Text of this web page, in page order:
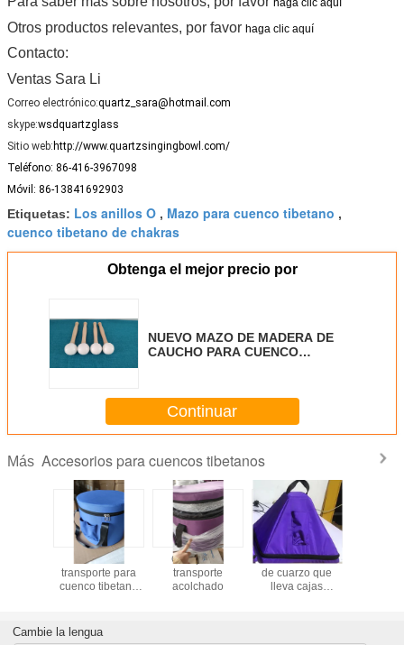
haga clic aquí
Otros productos relevantes, por favor haga clic aquí
Contacto:
Ventas Sara Li
Correo electrónico:quartz_sara@hotmail.com
skype:wsdquartzglass
Sitio web: http://www.quartzsingingbowl.com/
Teléfono: 86-416-3967098
Móvil: 86-13841692903
Etiquetas: Los anillos O , Mazo para cuenco tibetano ,
cuenco tibetano de chakras
Obtenga el mejor precio por
NUEVO MAZO DE MADERA DE
CAUCHO PARA CUENCO
Continuar
Más Accesorios para cuencos tibetanos
fáciles
Funda de
transporte para
cuenco tibetano
protección
Cuerpo de
transporte
acolchado
Pirámide cantora
de cuarzo que
lleva cajas
China
Cambie la lengua